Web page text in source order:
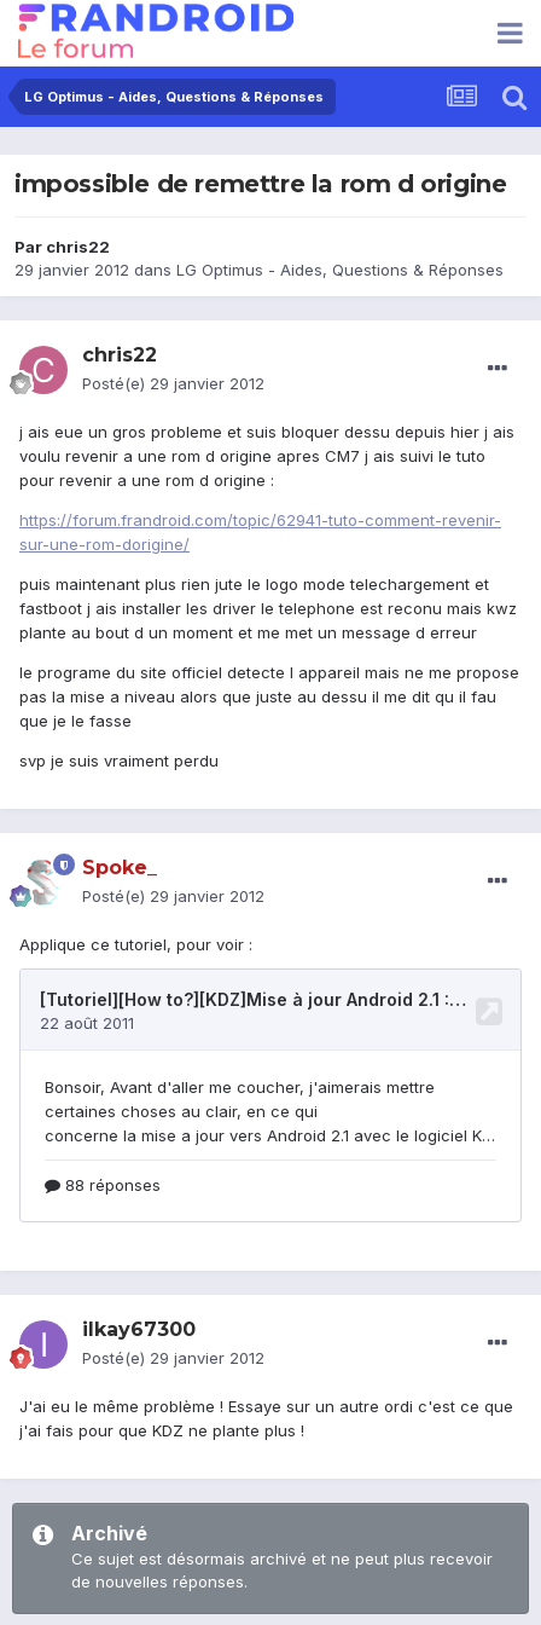
LG Optimus - Aides, Questions & Réponses
impossible de remettre la rom d origine
Par chris22
29 janvier 2012 dans LG Optimus - Aides, Questions & Réponses
chris22
Posté(e) 29 janvier 2012
j ais eue un gros probleme et suis bloquer dessu depuis hier j ais
voulu revenir a une rom d origine apres CM7 j ais suivi le tuto
pour revenir a une rom d origine :
https://forum.frandroid.com/topic/62941-tuto-comment-revenir-
sur-une-rom-dorigine/
puis maintenant plus rien jute le logo mode telechargement et
fastboot j ais installer les driver le telephone est reconu mais kwz
plante au bout d un moment et me met un message d erreur
le programe du site officiel detecte l appareil mais ne me propose
pas la mise a niveau alors que juste au dessu il me dit qu il fau
que je le fasse
svp je suis vraiment perdu
Spoke_
Posté(e) 29 janvier 2012
Applique ce tutoriel, pour voir :
ilkay67300
Posté(e) 29 janvier 2012
J'ai eu le même problème ! Essaye sur un autre ordi c'est ce que
j'ai fais pour que KDZ ne plante plus !
Archivé
Ce sujet est désormais archivé et ne peut plus recevoir
de nouvelles réponses.